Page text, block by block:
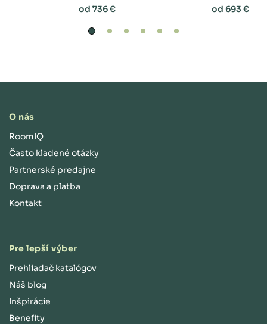
od 736 € od 693 €
O nás
RoomIQ
Často kladené otázky
Partnerské predajne
Doprava a platba
Kontakt
Pre lepší výber
Prehliadač katalógov
Náš blog
Inšpirácie
Benefity